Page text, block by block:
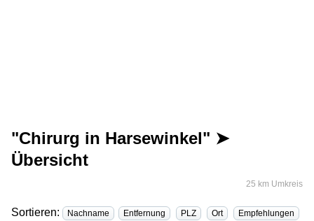
"Chirurg in Harsewinkel" ➤
Übersicht
25 km Umkreis
Sortieren: Nachname Entfernung PLZ Ort
Empfehlungen